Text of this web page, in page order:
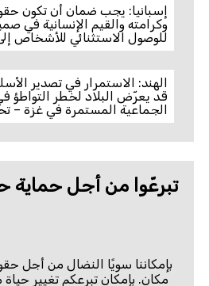
إسبانيا: يجب ضمان أن تكون
وكرامته والقيم الإنسانية في
للوصول الاستثنائي للأشخاص
الهند: الاستمرار في تصدير
قد يعرّض البلاد لخطر التواطؤ
الجماعية المستمرة في غزة –
تبرعّوا من أجل حماية
بإمكاننا سويًا النضال من أجل
مكان. بإمكان تبرعكم تغيير